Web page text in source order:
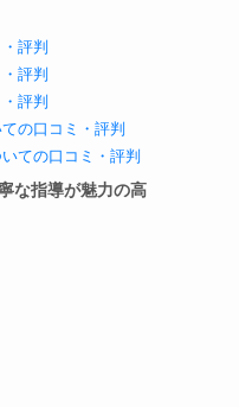
評判
評判
評判
の口コミ・評判
ての口コミ・評判
な指導が魅力の高